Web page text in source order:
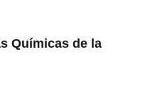
Químicas de la